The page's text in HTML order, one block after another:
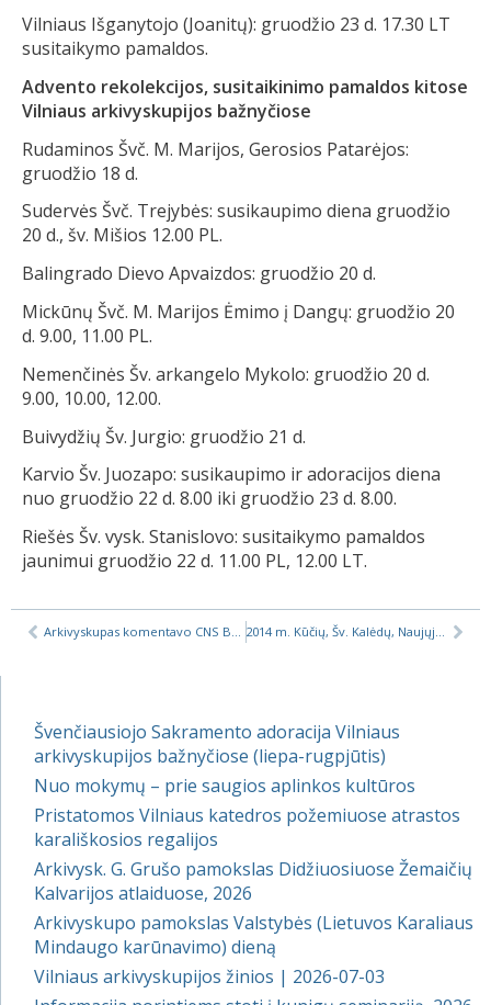
Vilniaus Išganytojo (Joanitų): gruodžio 23 d. 17.30 LT
susitaikymo pamaldos.
Advento rekolekcijos, susitaikinimo pamaldos kitose
Vilniaus arkivyskupijos bažnyčiose
Rudaminos Švč. M. Marijos, Gerosios Patarėjos:
gruodžio 18 d.
Sudervės Švč. Trejybės: susikaupimo diena gruodžio
20 d., šv. Mišios 12.00 PL.
Balingrado Dievo Apvaizdos: gruodžio 20 d.
Mickūnų Švč. M. Marijos Ėmimo į Dangų: gruodžio 20
d. 9.00, 11.00 PL.
Nemenčinės Šv. arkangelo Mykolo: gruodžio 20 d.
9.00, 10.00, 12.00.
Buivydžių Šv. Jurgio: gruodžio 21 d.
Karvio Šv. Juozapo: susikaupimo ir adoracijos diena
nuo gruodžio 22 d. 8.00 iki gruodžio 23 d. 8.00.
Riešės Šv. vysk. Stanislovo: susitaikymo pamaldos
jaunimui gruodžio 22 d. 11.00 PL, 12.00 LT.
Arkivyskupas komentavo CNS Baltijos valstybių padėtį kaimynės atžvilgiu 2014 m. Kūčių, Šv. Kalėdų, Naujųjų Metų Šv. Mišios Vilniaus bažnyčiose (nuolat atnaujinama)
Švenčiausiojo Sakramento adoracija Vilniaus
arkivyskupijos bažnyčiose (liepa-rugpjūtis)
Nuo mokymų – prie saugios aplinkos kultūros
Pristatomos Vilniaus katedros požemiuose atrastos
karališkosios regalijos
Arkivysk. G. Grušo pamokslas Didžiuosiuose Žemaičių
Kalvarijos atlaiduose, 2026
Arkivyskupo pamokslas Valstybės (Lietuvos Karaliaus
Mindaugo karūnavimo) dieną
Vilniaus arkivyskupijos žinios | 2026-07-03